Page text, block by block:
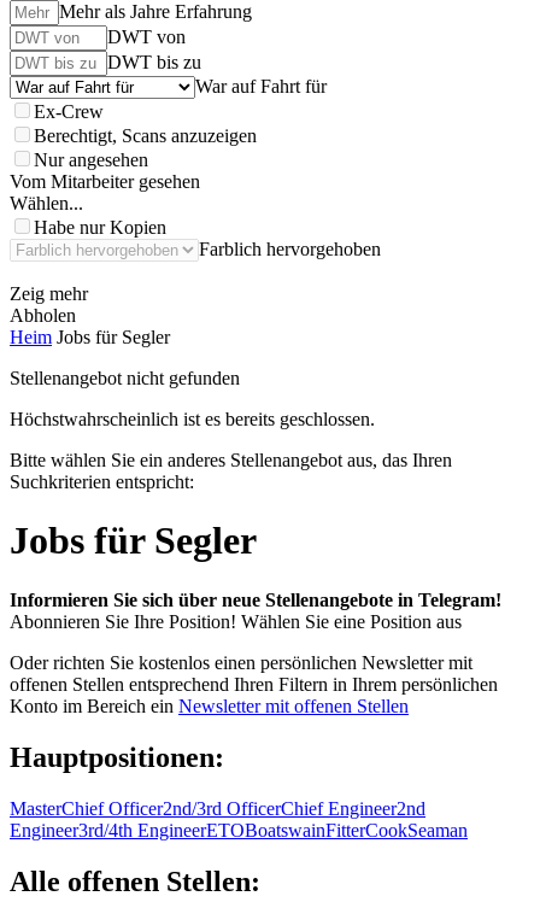
Mehr als Jahre Erfahrung
DWT von
DWT bis zu
War auf Fahrt für
Ex-Crew
Berechtigt, Scans anzuzeigen
Nur angesehen
Vom Mitarbeiter gesehen
Wählen...
Habe nur Kopien
Farblich hervorgehoben
Zeig mehr
Abholen
Heim Jobs für Segler
Stellenangebot nicht gefunden
Höchstwahrscheinlich ist es bereits geschlossen.
Bitte wählen Sie ein anderes Stellenangebot aus, das Ihren
Suchkriterien entspricht:
Jobs für Segler
Informieren Sie sich über neue Stellenangebote in Telegram!
Abonnieren Sie Ihre Position! Wählen Sie eine Position aus
Oder richten Sie kostenlos einen persönlichen Newsletter mit
offenen Stellen entsprechend Ihren Filtern in Ihrem persönlichen
Konto im Bereich ein Newsletter mit offenen Stellen
Hauptpositionen:
MasterChief Officer2nd/3rd OfficerChief Engineer2nd
Engineer3rd/4th EngineerETOBoatswainFitterCookSeaman
Alle offenen Stellen: